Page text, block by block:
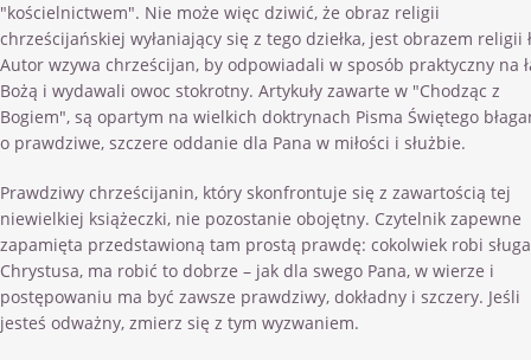
"kościelnictwem". Nie może więc dziwić, że obraz religii
chrześcijańskiej wyłaniający się z tego dziełka, jest obrazem religii
Autor wzywa chrześcijan, by odpowiadali w sposób praktyczny na
Bożą i wydawali owoc stokrotny. Artykuły zawarte w "Chodząc z
Bogiem", są opartym na wielkich doktrynach Pisma Świętego
o prawdziwe, szczere oddanie dla Pana w miłości i służbie.
Prawdziwy chrześcijanin, który skonfrontuje się z zawartością tej
niewielkiej książeczki, nie pozostanie obojętny. Czytelnik zapewne
zapamięta przedstawioną tam prostą prawdę: cokolwiek robi sługa
Chrystusa, ma robić to dobrze – jak dla swego Pana, w wierze i
postępowaniu ma być zawsze prawdziwy, dokładny i szczery. Jeśli
jesteś odważny, zmierz się z tym wyzwaniem.